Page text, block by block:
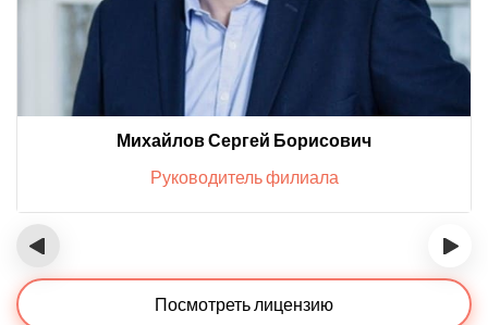
Михайлов Сергей Борисович
Руководитель филиала
‹ ›
Посмотреть лицензию